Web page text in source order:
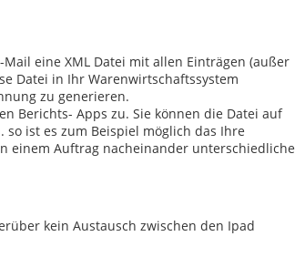
eine XML Datei mit allen Einträgen (außer
Datei in Ihr Warenwirtschaftssystem
zu generieren.
Berichts- Apps zu. Sie können die Datei auf
ist es zum Beispiel möglich das Ihre
einem Auftrag nacheinander unterschiedliche
kein Austausch zwischen den Ipad